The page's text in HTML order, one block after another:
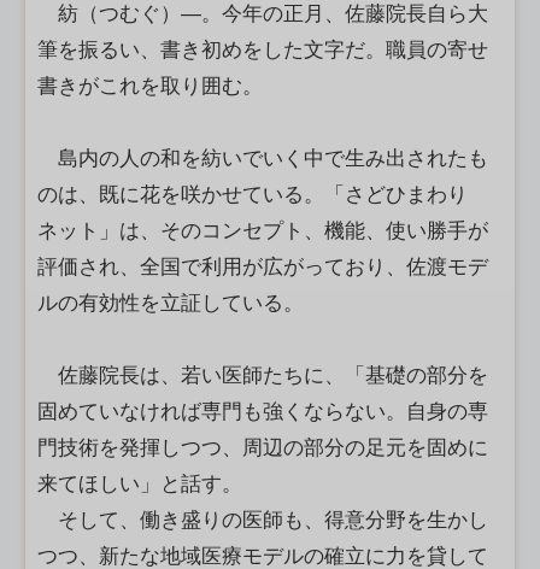
紡（つむぐ）―。今年の正月、佐藤院長自ら大
筆を振るい、書き初めをした文字だ。職員の寄せ
書きがこれを取り囲む。
島内の人の和を紡いでいく中で生み出されたも
のは、既に花を咲かせている。「さどひまわり
ネット」は、そのコンセプト、機能、使い勝手が
評価され、全国で利用が広がっており、佐渡モデ
ルの有効性を立証している。
佐藤院長は、若い医師たちに、「基礎の部分を
固めていなければ専門も強くならない。自身の専
門技術を発揮しつつ、周辺の部分の足元を固めに
来てほしい」と話す。
そして、働き盛りの医師も、得意分野を生かし
つつ、新たな地域医療モデルの確立に力を貸して